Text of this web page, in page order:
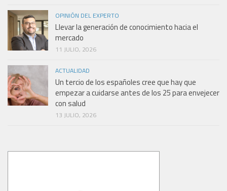
OPINIÓN DEL EXPERTO
Llevar la generación de conocimiento hacia el
mercado
11 JULIO, 2026
ACTUALIDAD
Un tercio de los españoles cree que hay que
empezar a cuidarse antes de los 25 para envejecer
con salud
13 JULIO, 2026